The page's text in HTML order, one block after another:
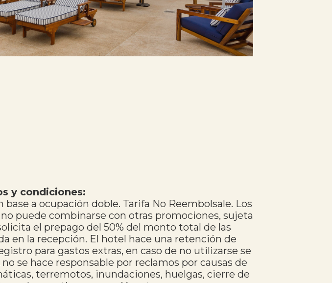
y condiciones:
a ocupación doble. Tarifa No Reembolsale. Los
puede combinarse con otras promociones, sujeta
el prepago del 50% del monto total de las
en la recepción. El hotel hace una retención de
para gastos extras, en caso de no utilizarse se
se hace responsable por reclamos por causas de
terremotos, inundaciones, huelgas, cierre de